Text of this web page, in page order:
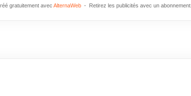
gratuitement avec AlternaWeb- Retirez les publicités avec un abonnement.